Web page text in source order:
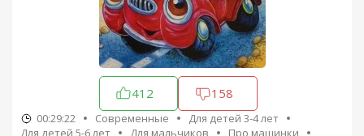
412 158
00:29:22 Современные
Для детей 3-4 лет
Для детей 5-6 лет
Для мальчиков
Про машинки